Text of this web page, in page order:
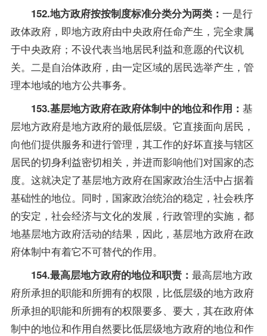
152.地方政府按按制度标准分类分为两类： 一是行
政体政府，即地方政府由中央政府任命产生，完全隶属
于中央政府；不设代表当地居民利益和意愿的代议机
关。二是自治体政府，由一定区域的居民选举产生，管
理本地域的地方公共事务。
153.基层地方政府在政府体制中的地位和作用： 基
层地方政府是地方政府的最低层级。它直接面向居民，
向他们提供服务和进行管理，其工作的好坏直接与辖区
居民的切身利益密切相关，并进而影响他们对国家的态
度。这就决定了基层地方政府在国家政治生活中占据着
基础性的地位。同时，国家政治统治的稳定，社会秩序
的安定，社会经济与文化的发展，行政管理的实施，都
地基层地方政府活动的结果，因此，基层地方政府在政
府体制中有着它不可替代的作用。
154.最高层地方政府的地位和职责： 最高层地方政
府所承担的职能和所拥有的权限，比低层级的地方政府
所承担的职能和所拥有的权限要多、要大，其在政府体
制中的地位和作用自然要比低层级地方政府的地位和作